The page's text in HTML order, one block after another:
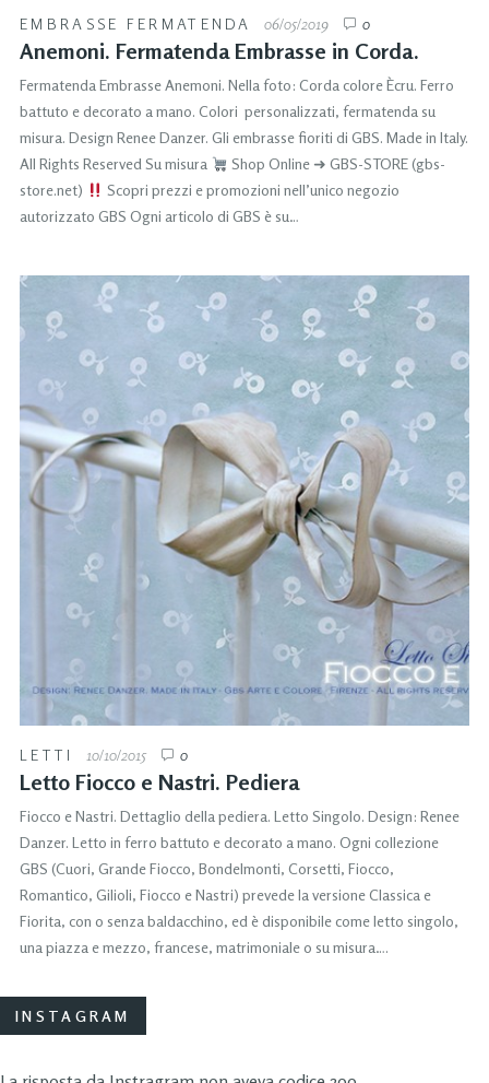
EMBRASSE FERMATENDA 06/05/2019 0
Anemoni. Fermatenda Embrasse in Corda.
Fermatenda Embrasse Anemoni. Nella foto: Corda colore Ècru. Ferro
battuto e decorato a mano. Colori personalizzati, fermatenda su
misura. Design Renee Danzer. Gli embrasse fioriti di GBS. Made in Italy.
All Rights Reserved Su misura
Shop Online ➜ GBS-STORE (gbs-
store.net)
Scopri prezzi e promozioni nell’unico negozio
autorizzato GBS Ogni articolo di GBS è su…
LETTI 10/10/2015 0
Letto Fiocco e Nastri. Pediera
Fiocco e Nastri. Dettaglio della pediera. Letto Singolo. Design: Renee
Danzer. Letto in ferro battuto e decorato a mano. Ogni collezione
GBS (Cuori, Grande Fiocco, Bondelmonti, Corsetti, Fiocco,
Romantico, Gilioli, Fiocco e Nastri) prevede la versione Classica e
Fiorita, con o senza baldacchino, ed è disponibile come letto singolo,
una piazza e mezzo, francese, matrimoniale o su misura….
INSTAGRAM